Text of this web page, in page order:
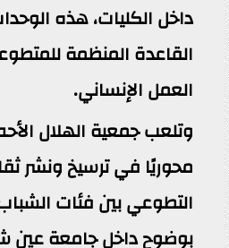
داخل الكليات، هذه
القاعدة المنظمة
العمل الإنساني.
وتلعب جمعية الهلال
محوريًا في ترسيخ ونشر
التطوعي بين فئات
بوضوح داخل جامعة